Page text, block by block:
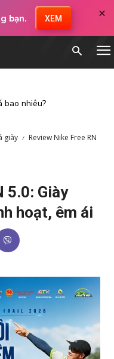
bạn. XEM ×
giày
Review Nike Free RN
5.0: Giày
hoạt, êm ái